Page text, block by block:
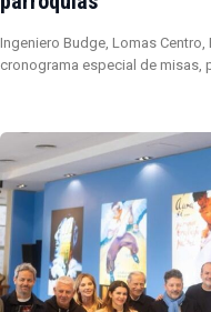
Ingeniero Budge, Lomas
cronograma especial de misas,